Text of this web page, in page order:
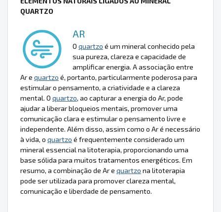
QUARTZO
AR
O quartzo é um mineral conhecido pela
sua pureza, clareza e capacidade de
amplificar energia. A associação entre
Ar e quartzo é, portanto, particularmente poderosa para
estimular o pensamento, a criatividade e a clareza
mental. O quartzo, ao capturar a energia do Ar, pode
ajudar a liberar bloqueios mentais, promover uma
comunicação clara e estimular o pensamento livre e
independente. Além disso, assim como o Ar é necessário
à vida, o quartzo é frequentemente considerado um
mineral essencial na litoterapia, proporcionando uma
base sólida para muitos tratamentos energéticos. Em
resumo, a combinação de Ar e quartzo na litoterapia
pode ser utilizada para promover clareza mental,
comunicação e liberdade de pensamento.